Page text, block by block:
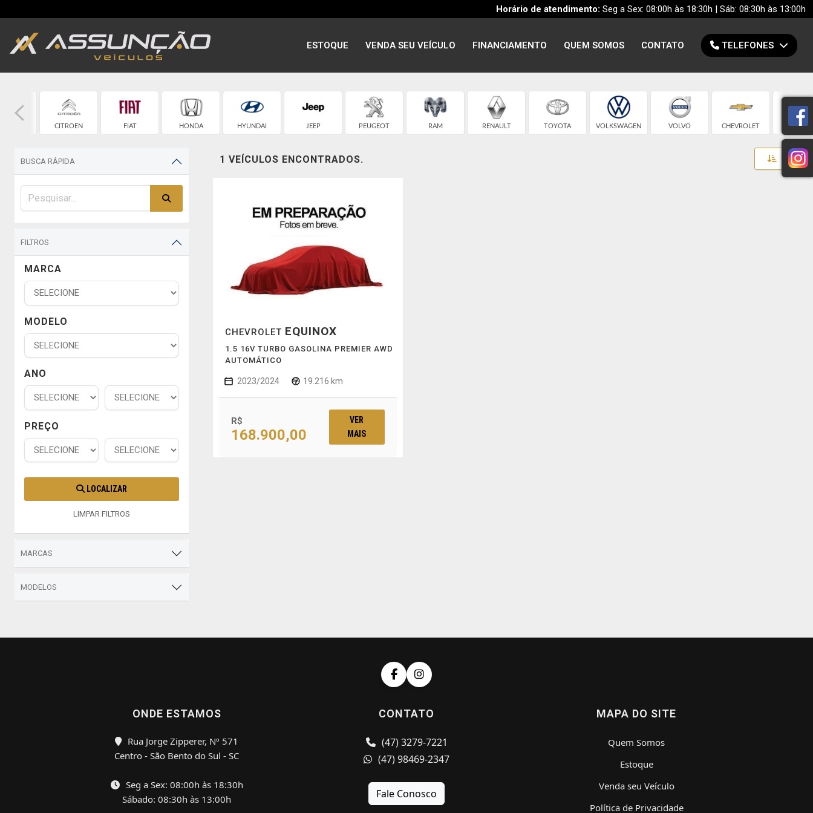
Horário de atendimento: Seg a Sex: 08:00h às 18:30h | Sáb: 08:30h às 13:00h
ESTOQUE VENDA SEU VEÍCULO FINANCIAMENTO QUEM SOMOS CONTATO TELEFONES
CITROEN FIAT HONDA HYUNDAI JEEP PEUGEOT RAM RENAULT TOYOTA VOLKSWAGEN VOLVO CHEVROLET
BUSCA RÁPIDA
FILTROS
MARCA
MODELO
ANO
PREÇO
LOCALIZAR
LIMPAR FILTROS
MARCAS
MODELOS
1 VEÍCULOS ENCONTRADOS. Toggle
CHEVROLET EQUINOX
1.5 16V TURBO GASOLINA PREMIER AWD
AUTOMÁTICO
2023/2024 19.216 km
R$
168.900,00
VER
MAIS
ONDE ESTAMOS
Rua Jorge Zipperer, Nº 571
Centro - São Bento do Sul - SC
Seg a Sex: 08:00h às 18:30h
Sábado: 08:30h às 13:00h
CONTATO
(47) 3279-7221
(47) 98469-2347
Fale Conosco
MAPA DO SITE
Quem Somos
Estoque
Venda seu Veículo
Política de Privacidade